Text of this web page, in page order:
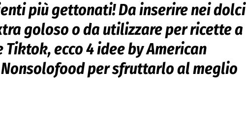
più gettonati! Da inserire nei dolci
goloso o da utilizzare per ricette a
ecco 4 idee by American
per sfruttarlo al meglio